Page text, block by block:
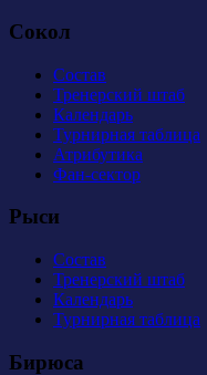
Сокол
Состав
Тренерский штаб
Календарь
Турнирная таблица
Атрибутика
Фан-сектор
Рыси
Состав
Тренерский штаб
Календарь
Турнирная таблица
Бирюса